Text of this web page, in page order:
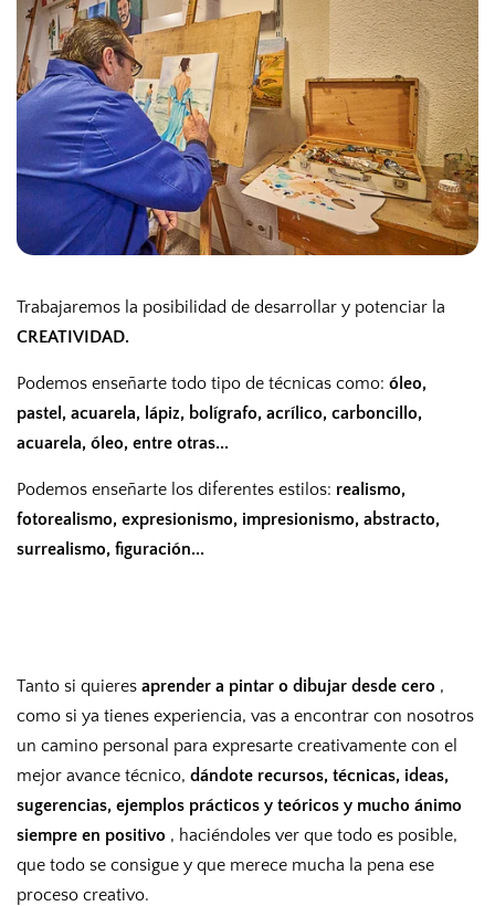
Trabajaremos la posibilidad de desarrollar y potenciar la
CREATIVIDAD.
Podemos enseñarte todo tipo de técnicas como: óleo,
pastel, acuarela, lápiz, bolígrafo, acrílico, carboncillo,
acuarela, óleo, entre otras...
Podemos enseñarte los diferentes estilos: realismo,
fotorealismo, expresionismo, impresionismo, abstracto,
surrealismo, figuración...
Tanto si quieres aprender a pintar o dibujar desde cero ,
como si ya tienes experiencia, vas a encontrar con nosotros
un camino personal para expresarte creativamente con el
mejor avance técnico, dándote recursos, técnicas, ideas,
sugerencias, ejemplos prácticos y teóricos y mucho ánimo
siempre en positivo , haciéndoles ver que todo es posible,
que todo se consigue y que merece mucha la pena ese
proceso creativo.